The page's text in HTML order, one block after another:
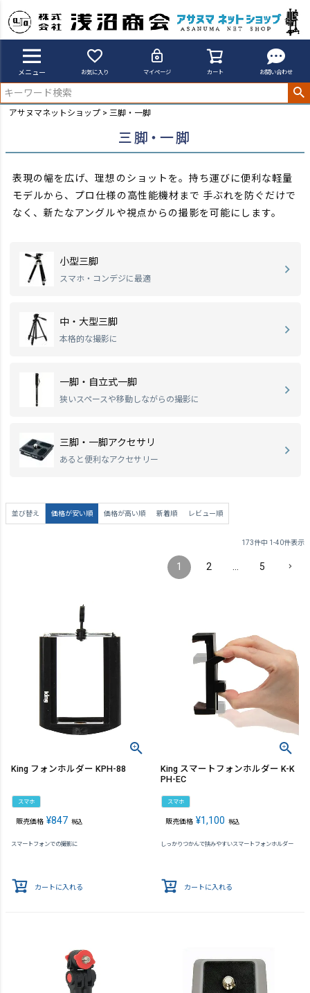
メニュー お気に入り マイページ カート お問い合わせ
アサヌマネットショップ 三脚・一脚
三脚・一脚
表現の幅を広げ、理想のショットを。持ち運びに便利な軽量
モデルから、プロ仕様の高性能機材まで 手ぶれを防ぐだけで
なく、新たなアングルや視点からの撮影を可能にします。
小型三脚
スマホ・コンデジに最適
中・大型三脚
本格的な撮影に
一脚・自立式一脚
狭いスペースや移動しながらの撮影に
三脚・一脚アクセサリ
あると便利なアクセサリー
並び替え 価格が安い順 価格が高い順 新着順 レビュー順
173件中 1 -40件表示
1 2 5
King フォンホルダー KPH-88
スマホ
販売価格 ¥847 税込
スマートフォンでの撮影に
カートに入れる
King スマートフォンホルダー K-K
PH-EC
スマホ
販売価格 ¥1,100 税込
しっかりつかんで挟みやすいスマートフォンホルダー
カートに入れる